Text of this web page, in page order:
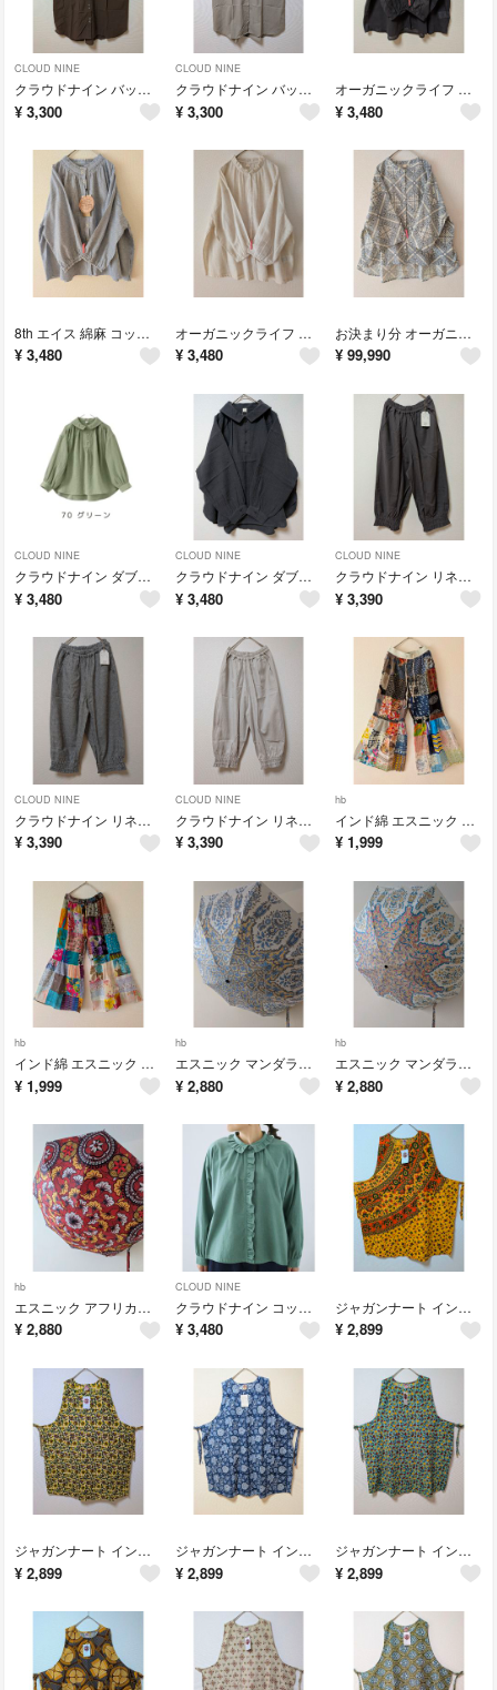
CLOUD NINE
クラウドナイン バックギャザー ワイドシルエット シャツワンピース
¥ 3,300
CLOUD NINE
クラウドナイン バックギャザー ワイドシルエット シャツワンピース
¥ 3,300
オーガニックライフ 綿麻 コットン リネン ボイル地 フリル襟 ブラウス シャツ 大きいサイズ
¥ 3,480
8th エイス 綿麻 コットン リネン フリル襟 袖口 ストライプ シャツ ブラウス
¥ 3,480
オーガニックライフ 綿麻 コットン リネン ボイル地 フリル襟 7分袖 ブラウス シャツ LL
¥ 3,480
お決まり分 オーガニックコットン 3L インド綿 ペイズリー柄 7分袖 シャツ ブラウス 大きいサイズ
¥ 99,990
CLOUD NINE
クラウドナイン ダブルガーゼ ゆったり 長袖シャツ ブラウス プルオーバー
¥ 3,480
CLOUD NINE
クラウドナイン ダブルガーゼ ゆったり 長袖シャツ ブラウス プルオーバー
¥ 3,480
CLOUD NINE
クラウドナイン リネン混 裾ゴム入 9分丈 ワイドパンツ コクーンパンツ ゆったりシルエット
¥ 3,390
CLOUD NINE
クラウドナイン リネン混 裾ゴム入 9分丈 ワイドパンツ コクーンパンツ ゆったりシルエット
¥ 3,390
CLOUD NINE
クラウドナイン リネン混 裾ゴム入 9分丈ゆったりシルエット ワイドパンツ コクーンパンツ
¥ 3,390
hb
インド綿 エスニック パッチワーク ベルボトム ベルフレア フレアパンツ 70s ヒッピー ジプシー
¥ 1,999
hb
インド綿 エスニック パッチワーク ベルボトム ベルフレア フレアパンツ 70s ヒッピー ジプシー
¥ 1,999
hb
エスニック マンダラ柄 遮光率99.9％ 遮熱 晴雨兼用 折りたたみ傘 日傘
¥ 2,880
hb
エスニック マンダラ柄 遮光率99.9％ 遮熱 晴雨兼用 折りたたみ傘 日傘
¥ 2,880
hb
エスニック アフリカン柄 遮光率99.9％ 遮熱 晴雨兼用 折りたたみ傘 日傘
¥ 2,880
CLOUD NINE
クラウドナイン コットン 薄手デニム フリル襟 長袖 シャツ ブラウス
¥ 3,480
ジャガンナート インド綿 エスニック エプロン ワンピース チュニック
¥ 2,899
ジャガンナート インド綿 エスニック 花柄 エプロン ワンピース チュニック
¥ 2,899
ジャガンナート インド綿 エスニック 花柄 エプロン ワンピース チュニック
¥ 2,899
ジャガンナート インド綿 エスニック 花柄 エプロン ワンピース チュニック
¥ 2,899